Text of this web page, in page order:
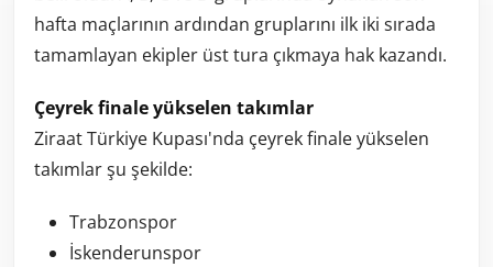
hafta maçlarının ardından gruplarını ilk iki sırada
tamamlayan ekipler üst tura çıkmaya hak kazandı.
Çeyrek finale yükselen takımlar
Ziraat Türkiye Kupası'nda çeyrek finale yükselen
takımlar şu şekilde:
Trabzonspor
İskenderunspor